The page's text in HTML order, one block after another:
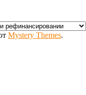
Mystery Themes.